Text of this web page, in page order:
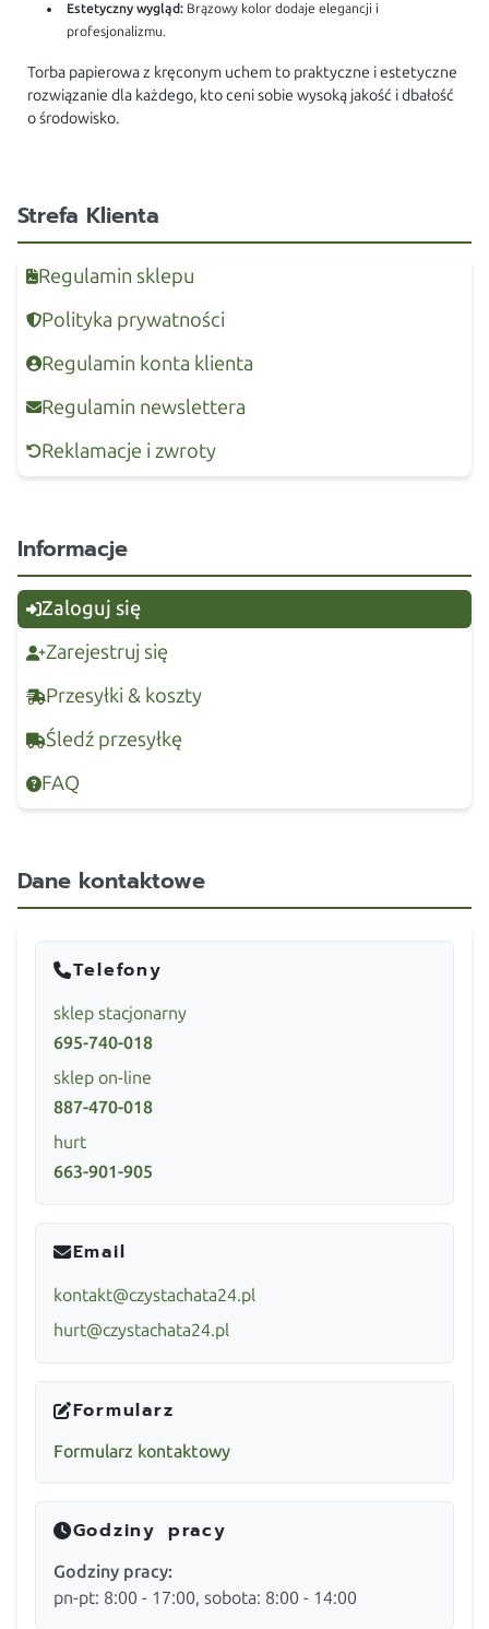
Estetyczny wygląd: Brązowy kolor dodaje elegancji i
profesjonalizmu.
Torba papierowa z kręconym uchem to praktyczne i estetyczne
rozwiązanie dla każdego, kto ceni sobie wysoką jakość i dbałość
o środowisko.
Strefa Klienta
Regulamin sklepu
Polityka prywatności
Regulamin konta klienta
Regulamin newslettera
Reklamacje i zwroty
Informacje
Zaloguj się
Zarejestruj się
Przesyłki & koszty
Śledź przesyłkę
FAQ
Dane kontaktowe
Telefony
sklep stacjonarny
695-740-018
sklep on-line
887-470-018
hurt
663-901-905
Email
kontakt@czystachata24.pl
hurt@czystachata24.pl
Formularz
Formularz kontaktowy
Godziny pracy
Godziny pracy:
pn-pt: 8:00 - 17:00, sobota: 8:00 - 14:00